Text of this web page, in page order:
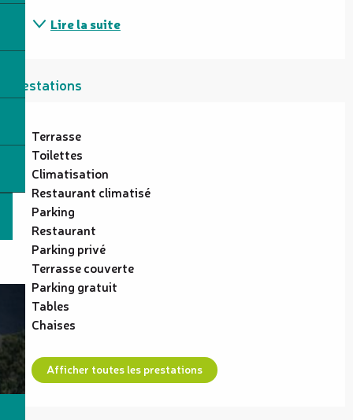
Lire la suite
Prestations
Terrasse
Toilettes
Climatisation
Restaurant climatisé
Parking
Restaurant
Parking privé
Terrasse couverte
Parking gratuit
Tables
Chaises
Afficher toutes les prestations